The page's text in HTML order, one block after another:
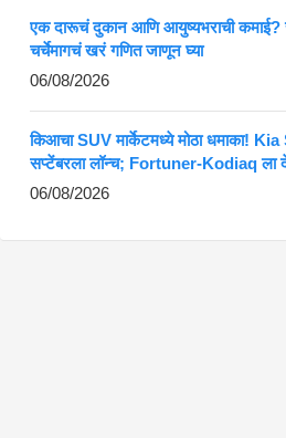
एक दारूचं दुकान आणि आयुष्यभराची कमाई?
चर्चेमागचं खरं गणित जाणून घ्या
06/08/2026
किआचा SUV मार्केटमध्ये मोठा धमाका!
सप्टेंबरला लॉन्च; Fortuner-Kodiaq ला
06/08/2026